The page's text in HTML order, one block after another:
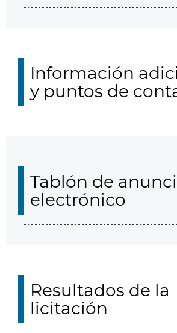
Información
y puntos de
Tablón de
electrónico
Resultados de la
licitación